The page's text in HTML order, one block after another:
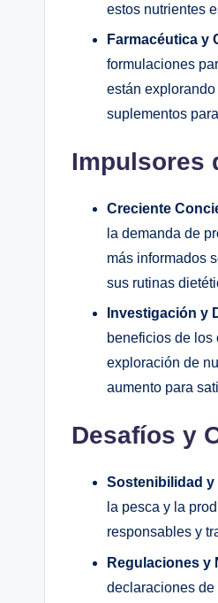
estos nutrientes
Farmacéutica y
formulaciones
están
suplementos
Impulsores
Creciente
la demanda de
más informados
sus rutinas
Investigación y
beneficios de los
exploración de
aumento para
Desafíos y
Sostenibilidad y
la pesca y la
responsables y
Regulaciones y
declaraciones